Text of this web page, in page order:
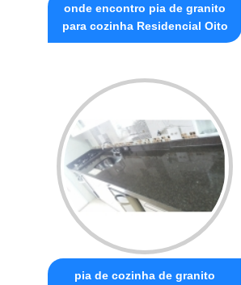
onde encontro pia de granito
para cozinha Residencial Oito
pia de cozinha de granito